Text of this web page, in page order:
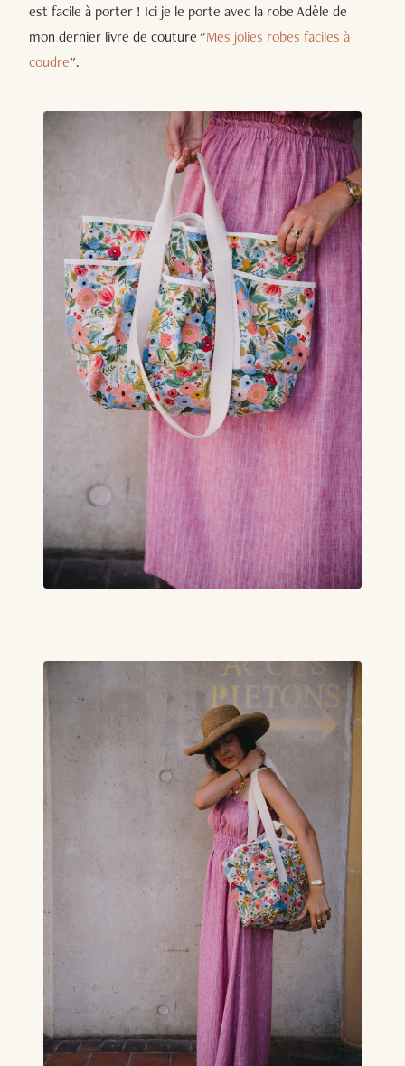
est facile à porter ! Ici je le porte avec la robe Adèle de
mon dernier livre de couture "Mes jolies robes faciles à
coudre".